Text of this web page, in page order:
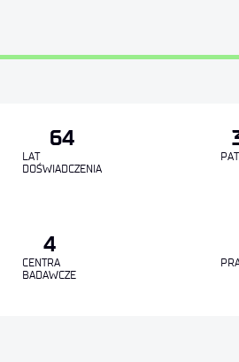
LAT
DOŚWIADCZENIA
64
CENTRA
BADAWCZE
4